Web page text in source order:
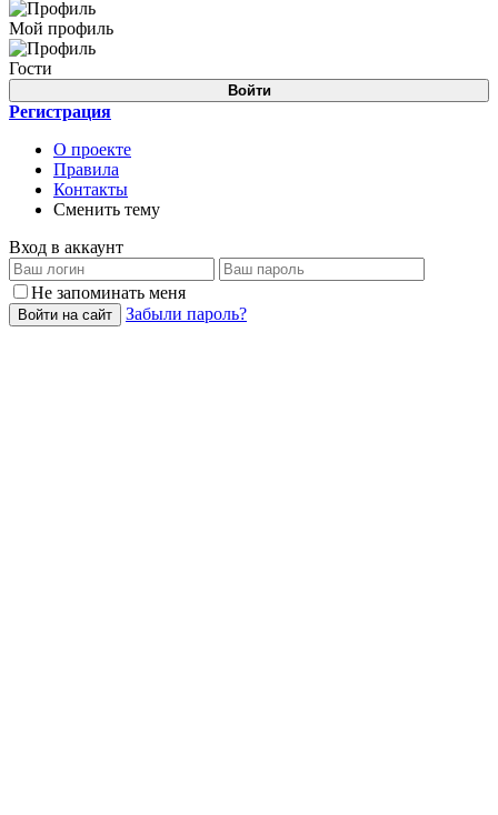
Мой профиль
Гости
Войти
Регистрация
О проекте
Правила
Контакты
Сменить тему
Вход в аккаунт
Не запоминать меня
Войти на сайт Забыли пароль?